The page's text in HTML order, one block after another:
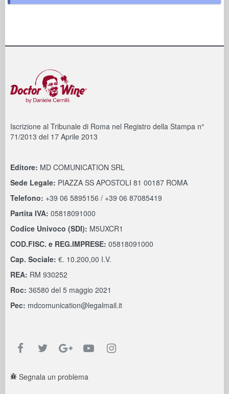
Iscrizione al Tribunale di Roma nel Registro della Stampa n°
71/2013 del 17 Aprile 2013
Editore: MD COMUNICATION SRL
Sede Legale: PIAZZA SS APOSTOLI 81 00187 ROMA
Telefono: +39 06 5895156 / +39 06 87085419
Partita IVA: 05818091000
Codice Univoco (SDI): M5UXCR1
COD.FISC. e REG.IMPRESE: 05818091000
Cap. Sociale: €. 10.200,00 I.V.
REA: RM 930252
Roc: 36580 del 5 maggio 2021
Pec: mdcomunication@legalmail.it
Segnala un problema